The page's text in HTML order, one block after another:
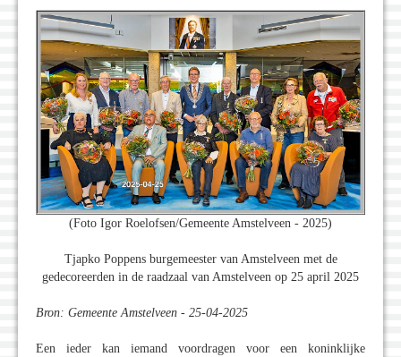
(Foto Igor Roelofsen/Gemeente Amstelveen - 2025)
Tjapko Poppens burgemeester van Amstelveen met de
gedecoreerden in de raadzaal van Amstelveen op 25 april 2025
Bron: Gemeente Amstelveen - 25-04-2025
Een ieder kan iemand voordragen voor een koninklijke